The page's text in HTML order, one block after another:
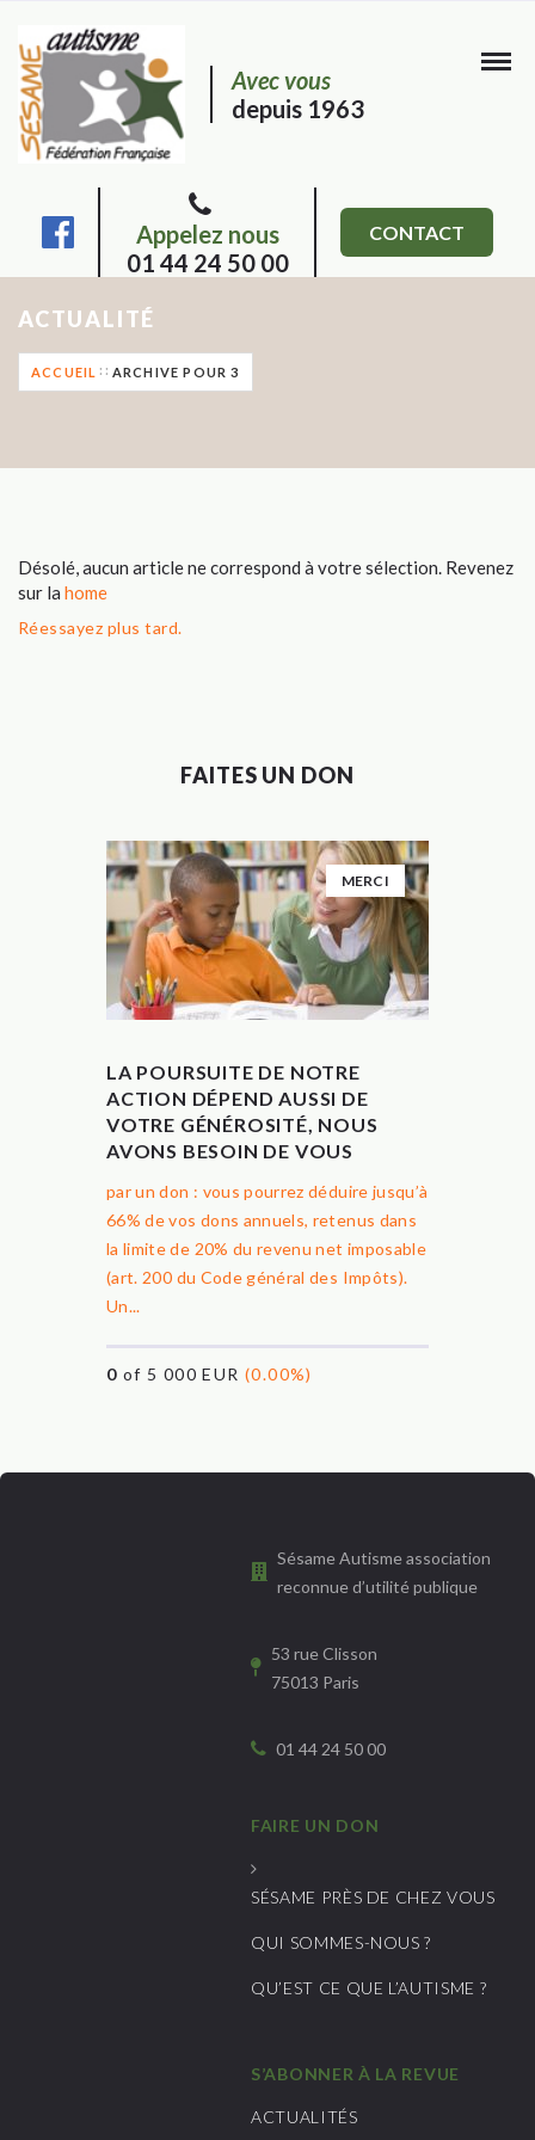
Avec vous
depuis 1963
Appelez nous
01 44 24 50 00
CONTACT
ACTUALITÉ
ACCUEIL ARCHIVE POUR 3
Désolé, aucun article ne correspond à votre sélection. Revenez
sur la home
Réessayez plus tard.
FAITES UN DON
MERCI
LA POURSUITE DE NOTRE
ACTION DÉPEND AUSSI DE
VOTRE GÉNÉROSITÉ, NOUS
AVONS BESOIN DE VOUS
par un don : vous pourrez déduire jusqu’à
66% de vos dons annuels, retenus dans
la limite de 20% du revenu net imposable
(art. 200 du Code général des Impôts).
Un...
0 of 5 000 EUR(0.00%)
Sésame Autisme association
reconnue d’utilité publique
53 rue Clisson
75013 Paris
01 44 24 50 00
FAIRE UN DON
SÉSAME PRÈS DE CHEZ VOUS
QUI SOMMES-NOUS ?
QU’EST CE QUE L’AUTISME ?
S’ABONNER À LA REVUE
ACTUALITÉS